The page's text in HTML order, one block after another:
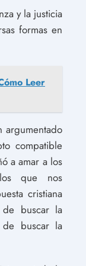
y la justicia
formas en
Leer
argumentado
compatible
a amar a los
que nos
cristiana
buscar la
buscar la